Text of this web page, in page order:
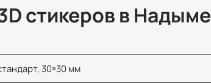
стикеров в Надыме
30×30 мм